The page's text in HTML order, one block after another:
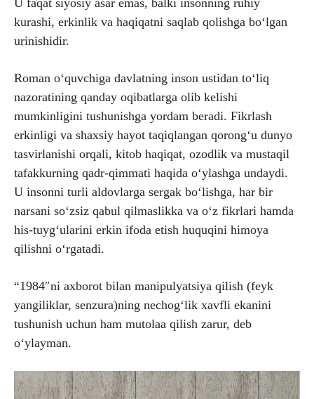
U faqat siyosiy asar emas, balki insonning ruhiy
kurashi, erkinlik va haqiqatni saqlab qolishga bo‘lgan
urinishidir.
Roman o‘quvchiga davlatning inson ustidan to‘liq
nazoratining qanday oqibatlarga olib kelishi
mumkinligini tushunishga yordam beradi. Fikrlash
erkinligi va shaxsiy hayot taqiqlangan qorong‘u dunyo
tasvirlanishi orqali, kitob haqiqat, ozodlik va mustaqil
tafakkurning qadr-qimmati haqida o‘ylashga undaydi.
U insonni turli aldovlarga sergak bo‘lishga, har bir
narsani so‘zsiz qabul qilmaslikka va o‘z fikrlari hamda
his-tuyg‘ularini erkin ifoda etish huquqini himoya
qilishni o‘rgatadi.
“1984″ni axborot bilan manipulyatsiya qilish (feyk
yangiliklar, senzura)ning nechog‘lik xavfli ekanini
tushunish uchun ham mutolaa qilish zarur, deb
o‘ylayman.